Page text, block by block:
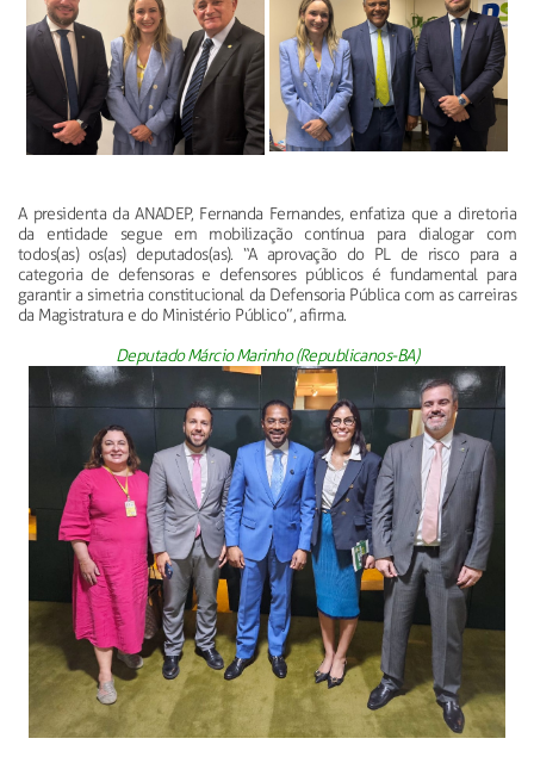
A presidenta da ANADEP, Fernanda Fernandes, enfatiza que a diretoria
da entidade segue em mobilização contínua para dialogar com
todos(as) os(as) deputados(as). “A aprovação do PL de risco para a
categoria de defensoras e defensores públicos é fundamental para
garantir a simetria constitucional da Defensoria Pública com as carreiras
da Magistratura e do Ministério Público”, afirma.
Deputado Márcio Marinho (Republicanos-BA)